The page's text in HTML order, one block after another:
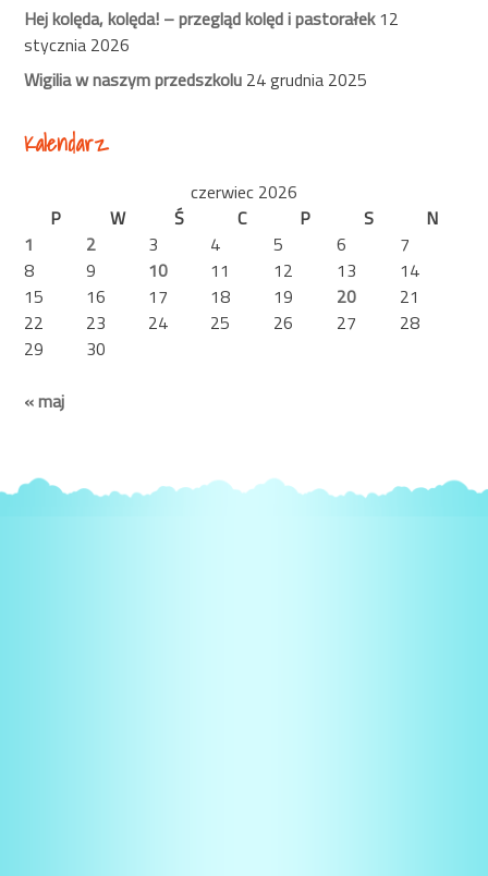
Hej kolęda, kolęda! – przegląd kolęd i pastorałek12
stycznia 2026
Wigilia w naszym przedszkolu 24 grudnia 2025
Kalendarz
czerwiec 2026
P
W Ś C P S
N
1
2 3 4 5 6
7
8
9 10 11 12 13
14
15
16 17 18 19 20
21
22
23 24 25 26 27
28
29
30
« maj